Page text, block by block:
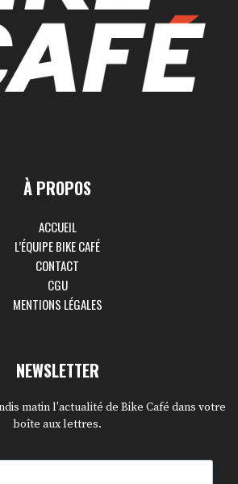
À PROPOS
ACCUEIL
L’ÉQUIPE BIKE CAFÉ
CONTACT
CGU
MENTIONS LÉGALES
NEWSLETTER
matin l'actualité de Bike Café dans votre
boîte aux lettres.